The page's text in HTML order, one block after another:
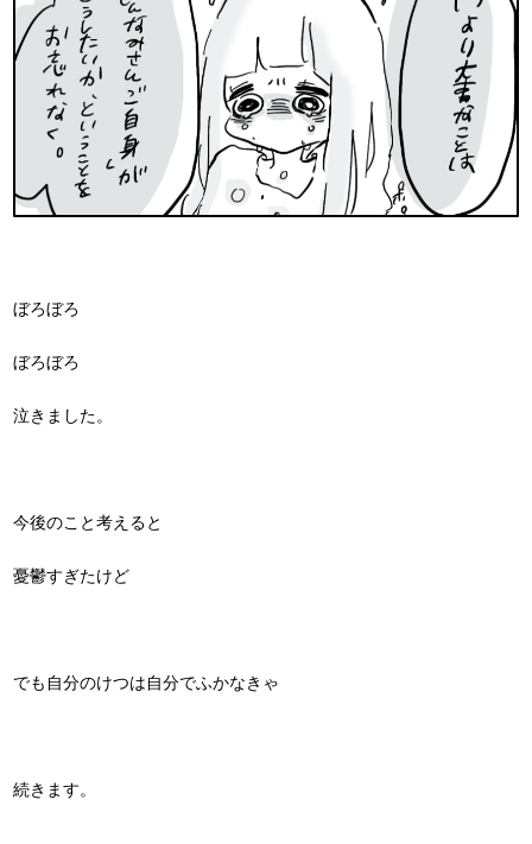
ぼろぼろ
ぼろぼろ
泣きました。
今後のこと考えると
憂鬱すぎたけど
でも自分のけつは自分でふかなきゃ
続きます。